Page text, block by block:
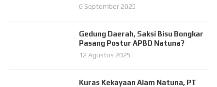
6 September 2025
Gedung Daerah, Saksi Bisu Bongkar
Pasang Postur APBD Natuna?
12 Agustus 2025
Kuras Kekayaan Alam Natuna, PT